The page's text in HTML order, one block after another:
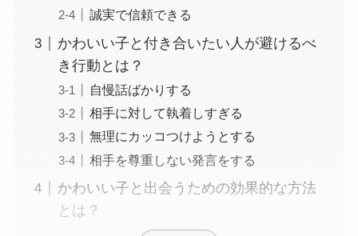
誠実で信頼できる
かわいい子と付き合いたい人が避けるべ
き行動とは？
自慢話ばかりする
相手に対して執着しすぎる
無理にカッコつけようとする
相手を尊重しない発言をする
かわいい子と出会うための効果的な方法
とは？